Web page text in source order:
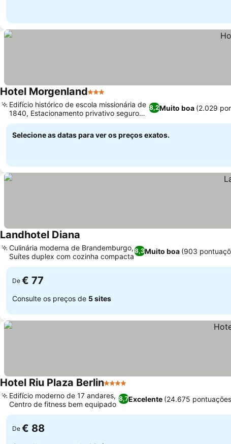
Hotel Morgenland3 Estrelas
8,2Muito boa (2.029
Edifício histórico de escola missionária de
1840, Estacionamento privativo seguro
disponível
Selecione as datas para ver os preços exatos.
Landhotel Diana
8,3Muito boa (903
Culinária moderna de Brandemburgo,
Suítes duplex com cozinha compacta
De € 77
Consulte os preços de 5 sites
Hotel Riu Plaza Berlin4 Estrelas
8,7Excelente (24.675
Edifício moderno de 17 andares,
Centro de fitness bem equipado
De € 88